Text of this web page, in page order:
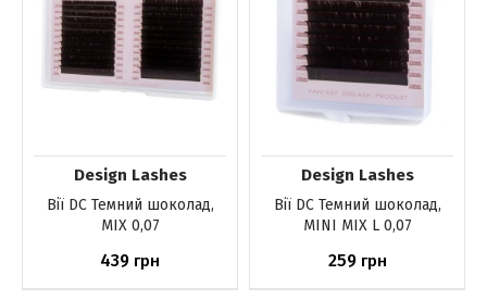
Design Lashes
Вії DС Темний шоколад,
MIX 0,07
439 грн
Design Lashes
Вії DС Темний шоколад,
MINI MIX L 0,07
259грн